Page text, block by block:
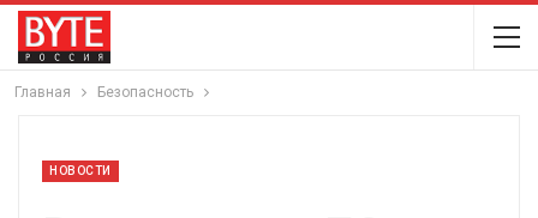
Главная Безопасность
НОВОСТИ